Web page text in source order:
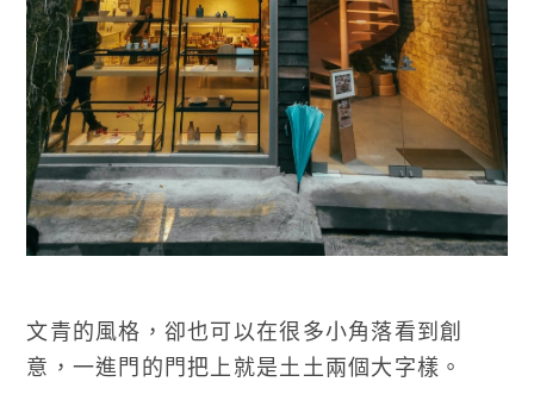
文青的風格，卻也可以在很多小角落看到創
意，一進門的門把上就是土土兩個大字樣。